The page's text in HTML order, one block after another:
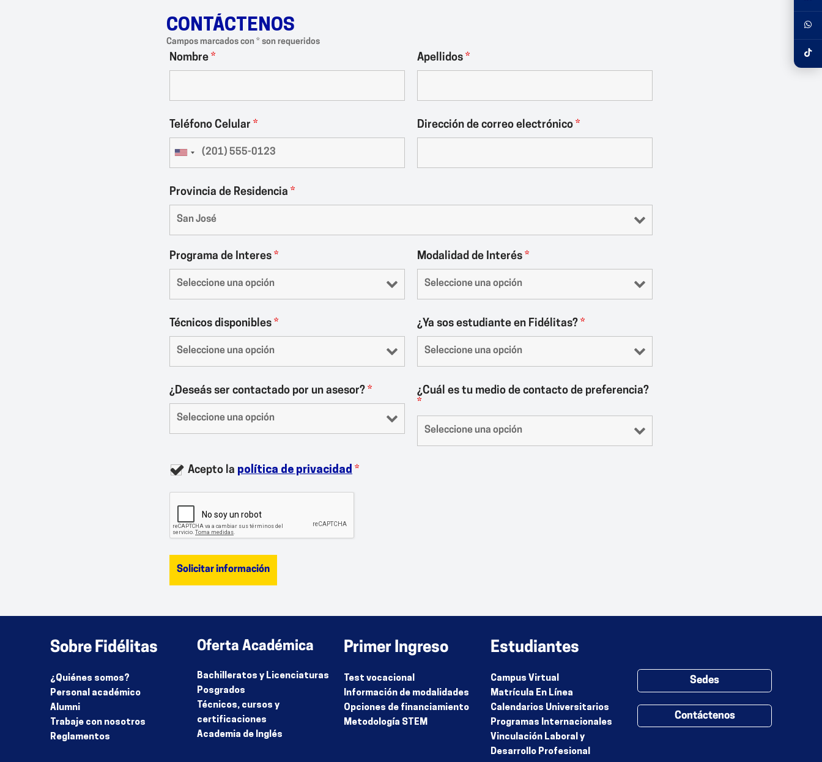
CONTÁCTENOS
Campos marcados con * son requeridos
Nombre * Apellidos*
Teléfono Celular * Dirección de correo electrónico*
Provincia de Residencia *
Programa de Interes * Modalidad de Interés*
Técnicos disponibles * ¿Ya sos estudiante en Fidélitas?*
¿Deseás ser contactado por un asesor? *
¿Cuál es tu medio de contacto de preferencia?
*
Acepto la política de privacidad *
Sobre Fidélitas
¿Quiénes somos?
Personal académico
Alumni
Trabaje con nosotros
Reglamentos
Oferta Académica
Bachilleratos y Licenciaturas
Posgrados
Técnicos, cursos y
certificaciones
Academia de Inglés
Primer Ingreso
Test vocacional
Información de modalidades
Opciones de financiamiento
Metodología STEM
Estudiantes
Campus Virtual
Matrícula En Línea
Calendarios Universitarios
Programas Internacionales
Vinculación Laboral y
Desarrollo Profesional
Sedes
Contáctenos